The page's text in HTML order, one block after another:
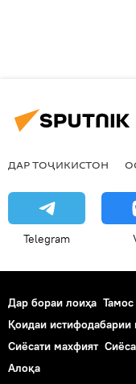
ДАР ТОҶИКИСТОН
Telegram
Дар бораи лоиҳа Тамос
Қоидаи истифодабарии
Сиёсати махфият
Алоқа